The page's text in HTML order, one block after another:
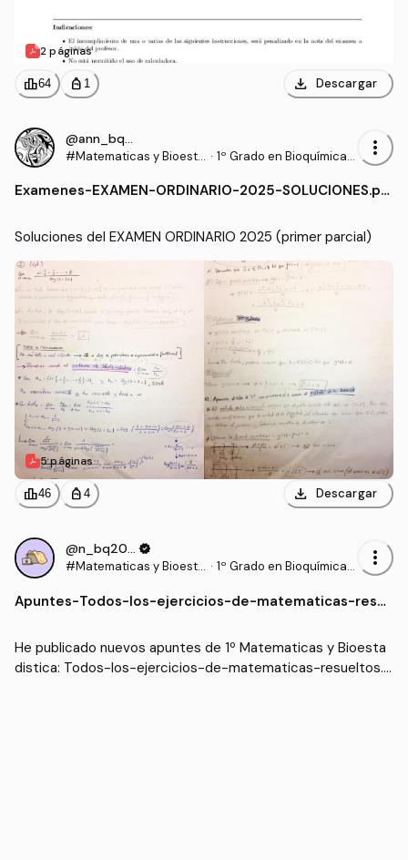
2 páginas
leaderboard64 personal_bag 1 download Descargar
@ann_bqq7
#Matematicas y Bioesta · 1º Grado en Bioquímica
more_vert
Examenes-EXAMEN-ORDINARIO-2025-SOLUCIONES.pd
Soluciones del EXAMEN ORDINARIO 2025 (primer parcial)
5 páginas
leaderboard46 personal_bag 4 download Descargar
@n_bq2006verified
#Matematicas y Bioesta · 1º Grado en Bioquímica
more_vert
Apuntes-Todos-los-ejercicios-de-matematicas-resu
He publicado nuevos apuntes de 1º Matematicas y Bioesta
distica: Todos-los-ejercicios-de-matematicas-resueltos.p